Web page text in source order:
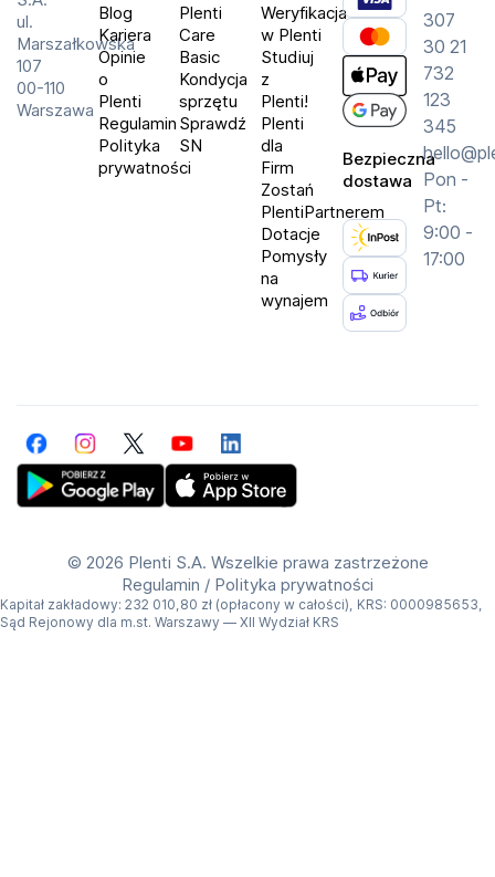
podcasty nawet bez słuchawek, ponieważ został
wyposażony w głośnik. Ma on także praktyczną
funkcję Znajdowanie, dzięki której łatwo odszukasz
swojego iPhone'a, jeśli gdzieś się zawieruszy - kiedy
zbliżysz się do telefonu, otrzymasz sygnał
dotykowy, dźwiękowy oraz wskaźnik graficzny.
Komunikacja: 4G (LTE) eSIM, eSIM, NFC, WiFi
Kompatybilna platforma: iOS
Wodoszczelność: Tak
Pulsoksymetr: Tak
Krokomierz: Tak
GPS: Tak
ul.
Marszałkowska
107
00-110
Warszawa
Blog
Kariera
Opinie
o
Plenti
Regulamin
Polityka
prywatności
Plenti
Care
Basic
Kondycja
sprzętu
Sprawdź
SN
Weryfikacja
w Plenti
Studiuj
z
Plenti!
Plenti
dla
Firm
Zostań
PlentiPartnerem
Dotacje
Pomysły
na
wynajem
Bezpieczna
dostawa
307
30 21
732
123
345
Pon -
Pt:
9:00 -
17:00
FacebookInstagramTwitterYouTubeLinkedIn
© 2026 Plenti S.A. Wszelkie prawa zastrzeżone
Regulamin / Polityka prywatności
Kapitał zakładowy: 232 010,80 zł (opłacony w całości), KRS: 0000985653,
Sąd Rejonowy dla m.st. Warszawy — XII Wydział KRS